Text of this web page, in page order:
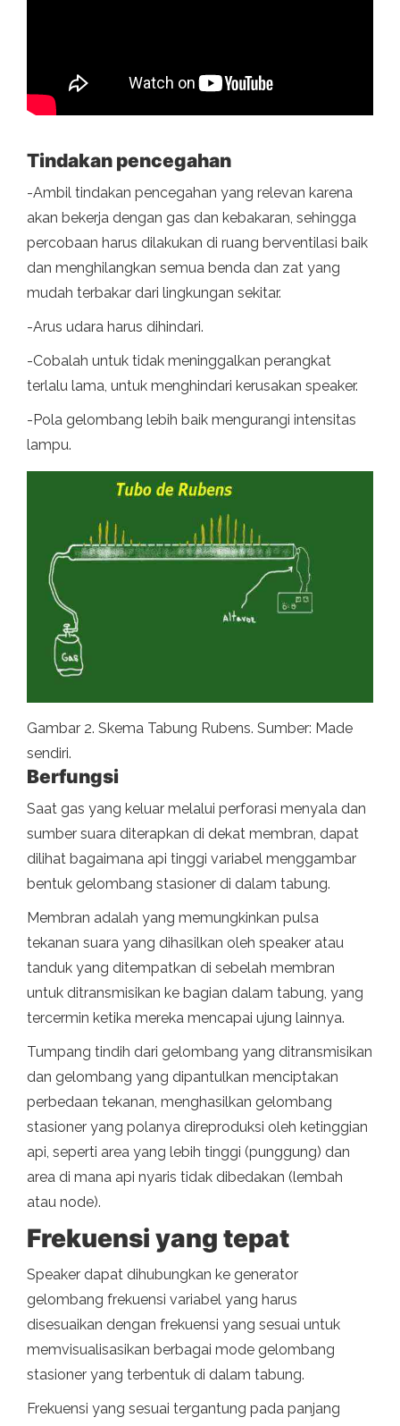
Tindakan pencegahan
-Ambil tindakan pencegahan yang relevan karena
akan bekerja dengan gas dan kebakaran, sehingga
percobaan harus dilakukan di ruang berventilasi baik
dan menghilangkan semua benda dan zat yang
mudah terbakar dari lingkungan sekitar.
-Arus udara harus dihindari.
-Cobalah untuk tidak meninggalkan perangkat
terlalu lama, untuk menghindari kerusakan speaker.
-Pola gelombang lebih baik mengurangi intensitas
lampu.
Gambar 2. Skema Tabung Rubens. Sumber: Made
sendiri.
Berfungsi
Saat gas yang keluar melalui perforasi menyala dan
sumber suara diterapkan di dekat membran, dapat
dilihat bagaimana api tinggi variabel menggambar
bentuk gelombang stasioner di dalam tabung.
Membran adalah yang memungkinkan pulsa
tekanan suara yang dihasilkan oleh speaker atau
tanduk yang ditempatkan di sebelah membran
untuk ditransmisikan ke bagian dalam tabung, yang
tercermin ketika mereka mencapai ujung lainnya.
Tumpang tindih dari gelombang yang ditransmisikan
dan gelombang yang dipantulkan menciptakan
perbedaan tekanan, menghasilkan gelombang
stasioner yang polanya direproduksi oleh ketinggian
api, seperti area yang lebih tinggi (punggung) dan
area di mana api nyaris tidak dibedakan (lembah
atau node).
Frekuensi yang tepat
Speaker dapat dihubungkan ke generator
gelombang frekuensi variabel yang harus
disesuaikan dengan frekuensi yang sesuai untuk
memvisualisasikan berbagai mode gelombang
stasioner yang terbentuk di dalam tabung.
Frekuensi yang sesuai tergantung pada panjang